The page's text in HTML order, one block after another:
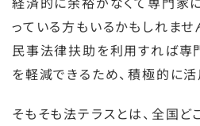
っている方もいるかもしれませ
民事法律扶助を利用すれば専
を軽減できるため、積極的に活
そもそも法テラスとは、全国ど